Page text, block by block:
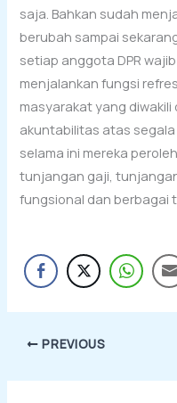
saja. Bahkan sudah
berubah sampai
setiap anggota DPR
menjalankan fungsi
masyarakat yang
akuntabilitas atas
selama ini mereka
tunjangan gaji,
fungsional dan berbagai
PREVIOUS